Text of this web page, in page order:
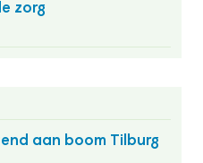
zorg
aan boom Tilburg